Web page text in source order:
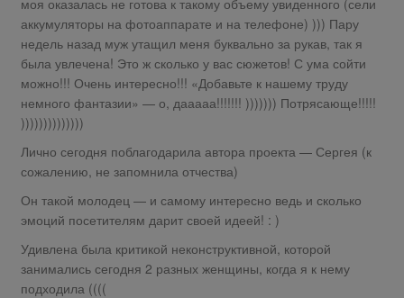
аккумуляторы на фотоаппарате и на телефоне) ))) Пару
недель назад муж утащил меня буквально за рукав, так я
была увлечена! Это ж сколько у вас сюжетов! С ума сойти
можно!!! Очень интересно!!! «Добавьте к нашему труду
немного фантазии» — о, дааааа!!!!!!! ))))))) Потрясающе!!!!!
))))))))))))))
Лично сегодня поблагодарила автора проекта — Сергея (к
сожалению, не запомнила отчества)
Он такой молодец — и самому интересно ведь и сколько
эмоций посетителям дарит своей идеей! : )
Удивлена была критикой неконструктивной, которой
занимались сегодня 2 разных женщины, когда я к нему
подходила ((((